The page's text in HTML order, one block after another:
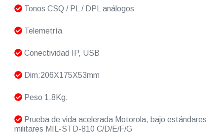
Tonos CSQ / PL / DPL análogos
Telemetría
Conectividad IP, USB
Dim:206X175X53mm
Peso 1.8Kg.
Prueba de vida acelerada Motorola, bajo estándares
militares MIL-STD-810 C/D/E/F/G